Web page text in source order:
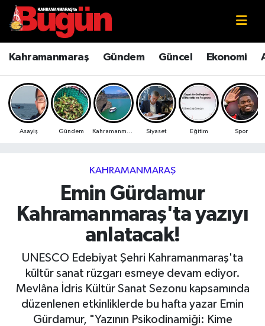
Kahramanmaraş Gündem Güncel Ekonomi
Asayiş Gündem Siyaset Eğitim Spor
KAHRAMANMARAŞ
Emin Gürdamur
Kahramanmaraş'ta yazıyı
anlatacak!
UNESCO Edebiyat Şehri Kahramanmaraş'ta
kültür sanat rüzgarı esmeye devam ediyor.
Mevlâna İdris Kültür Sanat Sezonu kapsamında
düzenlenen etkinliklerde bu hafta yazar Emin
Gürdamur, "Yazının Psikodinamiği: Kime
Kahramanmaraş
Kahramanmaraş Sokak Röportajları
Bilim ve Teknoloji
Çevre
Ekonomi
Güncel
Haberde İnsan
Kültür Sanat
Kahramanmaraş Nöbetçi Eczaneler
Kahramanmaraş Hava Durumu
Kahramanmaraş Namaz Vakitleri
Kahramanmaraş Trafik Yoğunluk Haritası
Süper Lig Puan Durumu ve Fikstür
Tüm Manşetler
Son Dakika Haberleri
Haber Arşivi